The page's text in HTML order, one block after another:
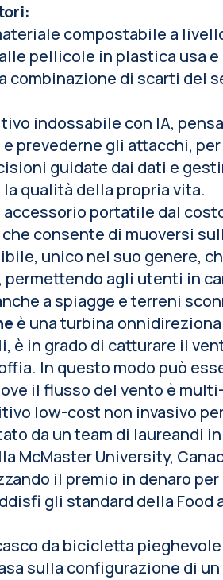
compostabile a
pellicole in plastica usa
combinazione di scarti del
indossabile con IA,
e prevederne gli attacchi,
guidate dai dati e
qualità della propria vita.
accessorio portatile dal
consente di muoversi
unico nel suo genere,
permettendo agli utenti in
a spiagge e terreni
è una turbina
è in grado di catturare il
In questo modo può
il flusso del vento è
low-cost non invasivo
da un team di laureandi
McMaster University,
il premio in denaro
gli standard della Food
da bicicletta
sulla configurazione di